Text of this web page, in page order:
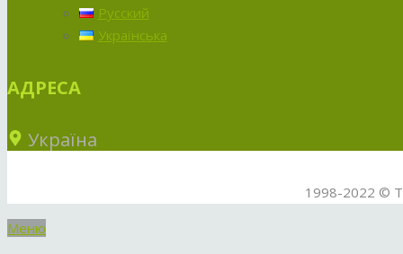
Русский
Українська
АДРЕСА
Україна
1998-2022 ©
Меню